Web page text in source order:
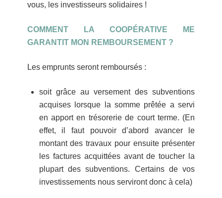
vous, les investisseurs solidaires !
COMMENT LA COOPÉRATIVE ME
GARANTIT MON REMBOURSEMENT ?
Les emprunts seront remboursés :
soit grâce au versement des subventions
acquises lorsque la somme prêtée a servi
en apport en trésorerie de court terme. (En
effet, il faut pouvoir d’abord avancer le
montant des travaux pour ensuite présenter
les factures acquittées avant de toucher la
plupart des subventions. Certains de vos
investissements nous serviront donc à cela)